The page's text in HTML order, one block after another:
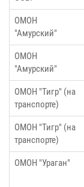
ОМОН
"Амурский"
ОМОН
"Амурский"
ОМОН "Тигр" (на
транспорте)
ОМОН "Тигр" (на
транспорте)
ОМОН "Ураган"